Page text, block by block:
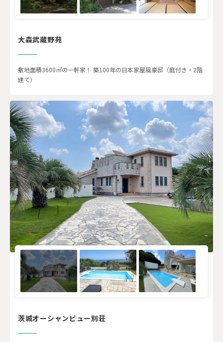
大森武蔵野苑
敷地面積3600㎡の一軒家！ 築100年の日本家屋風豪邸（庭付き・2階
建て）
茨城オーシャンビュー別荘